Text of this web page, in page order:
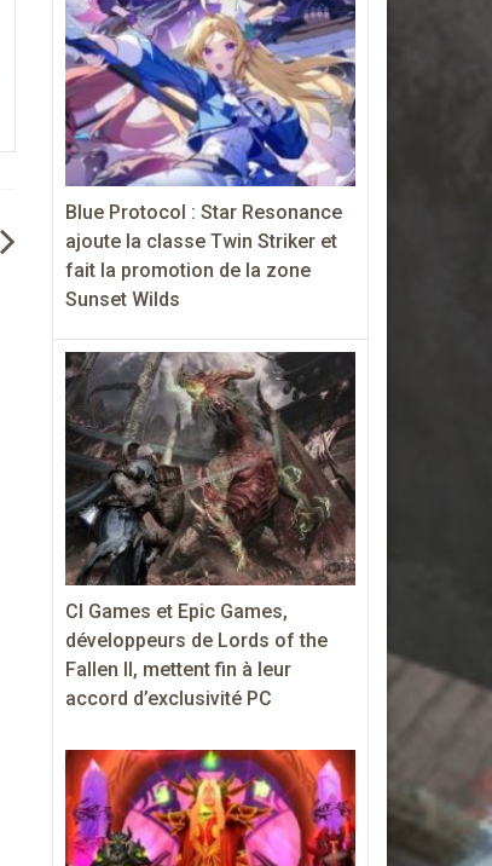
Blue Protocol : Star Resonance
ajoute la classe Twin Striker et
fait la promotion de la zone
Sunset Wilds
CI Games et Epic Games,
développeurs de Lords of the
Fallen II, mettent fin à leur
accord d’exclusivité PC